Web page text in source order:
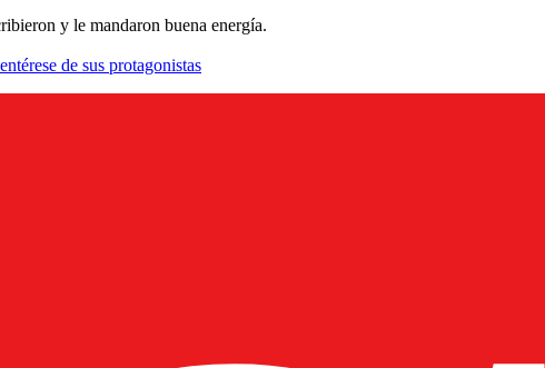
y le mandaron buena energía.
de sus protagonistas